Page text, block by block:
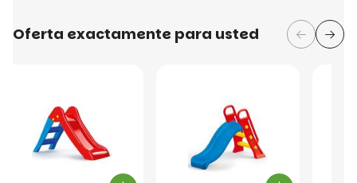
Oferta exactamente para usted